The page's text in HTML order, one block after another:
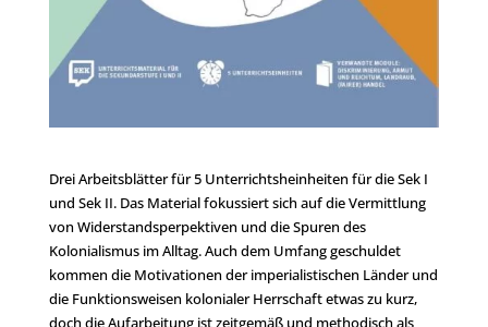
Drei Arbeitsblätter für 5 Unterrichtsheinheiten für die Sek I
und Sek II. Das Material fokussiert sich auf die Vermittlung
von Widerstandsperpektiven und die Spuren des
Kolonialismus im Alltag. Auch dem Umfang geschuldet
kommen die Motivationen der imperialistischen Länder und
die Funktionsweisen kolonialer Herrschaft etwas zu kurz,